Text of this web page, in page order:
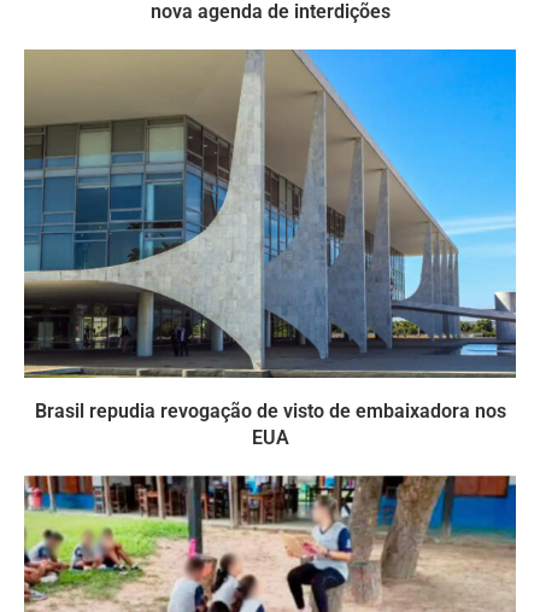
nova agenda de interdições
Brasil repudia revogação de visto de embaixadora nos
EUA